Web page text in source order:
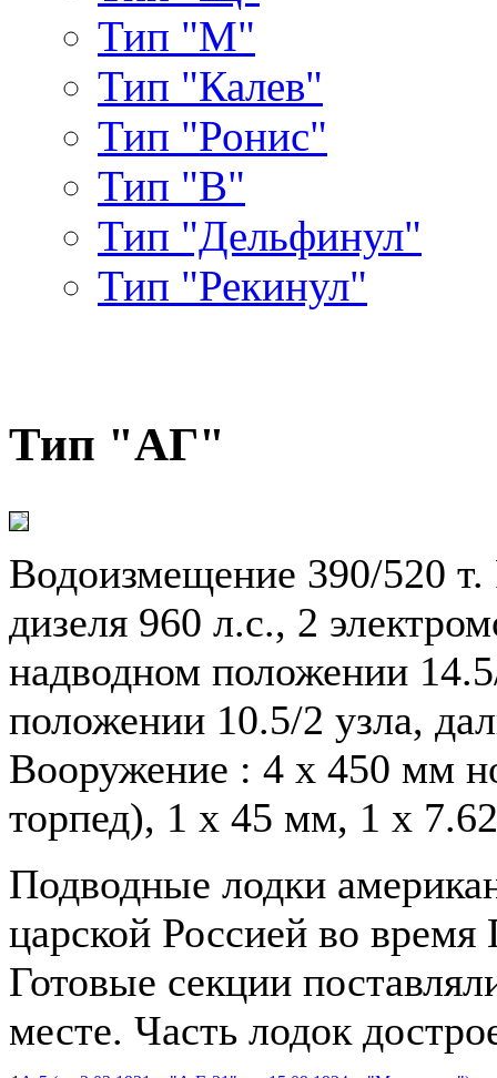
Тип "М"
Тип "Калев"
Тип "Ронис"
Тип "В"
Тип "Дельфинул"
Тип "Рекинул"
Тип "АГ"
Водоизмещение 390/520
дизеля 960 л.с., 2
надводном положении
положении 10.5/2 узла,
Вооружение : 4 х 450 мм
торпед), 1 х 45 мм, 1 х
Подводные лодки
царской Россией во
Готовые секции
месте. Часть лодок